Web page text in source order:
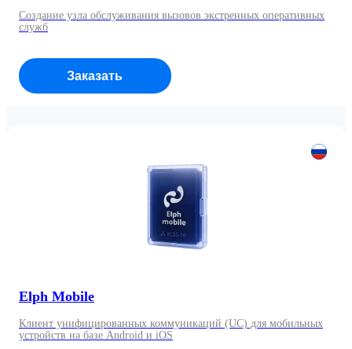
Создание узла обслуживания вызовов экстренных оперативных
служб
Заказать
Elph Mobile
Клиент унифицированных коммуникаций (UC) для мобильных
устройств на базе Android и iOS